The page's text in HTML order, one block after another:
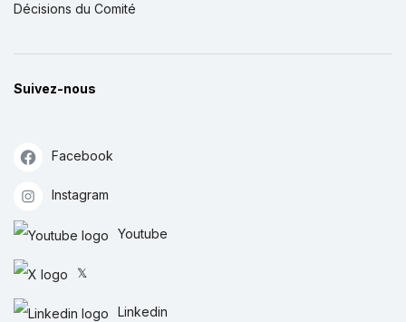
Décisions du Comité
Suivez-nous
Facebook
Instagram
Youtube
𝕏
Linkedin